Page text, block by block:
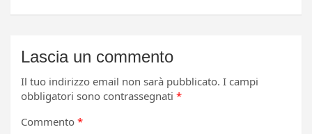
Lascia un commento
Il tuo indirizzo email non sarà pubblicato. I campi
obbligatori sono contrassegnati *
Commento *